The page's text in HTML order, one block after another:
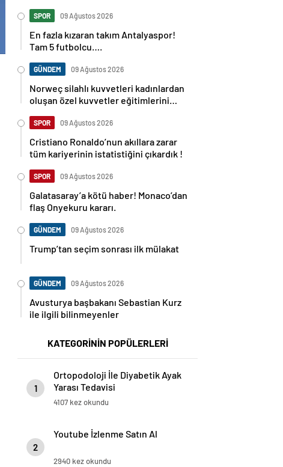
SPOR 09 Ağustos 2026
En fazla kızaran takım Antalyaspor!
Tam 5 futbolcu….
GÜNDEM 09 Ağustos 2026
Norweç silahlı kuvvetleri kadınlardan
oluşan özel kuvvetler eğitimlerini
SPOR 09 Ağustos 2026
Cristiano Ronaldo’nun akıllara zarar
tüm kariyerinin istatistiğini çıkardık !
SPOR 09 Ağustos 2026
Galatasaray’a kötü haber! Monaco’dan
flaş Onyekuru kararı.
GÜNDEM 09 Ağustos 2026
Trump’tan seçim sonrası ilk mülakat
GÜNDEM 09 Ağustos 2026
Avusturya başbakanı Sebastian Kurz
ile ilgili bilinmeyenler
KATEGORİNİN POPÜLERLERİ
1
Ortopodoloji İle Diyabetik Ayak
Yarası Tedavisi
4107 kez okundu
2
Youtube İzlenme Satın Al
2940 kez okundu